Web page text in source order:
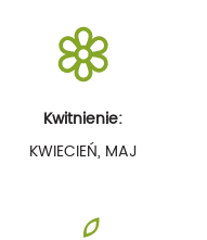
Kwitnienie:
KWIECIEŃ, MAJ